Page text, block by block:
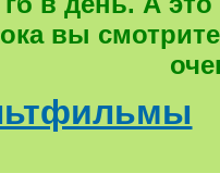
вы